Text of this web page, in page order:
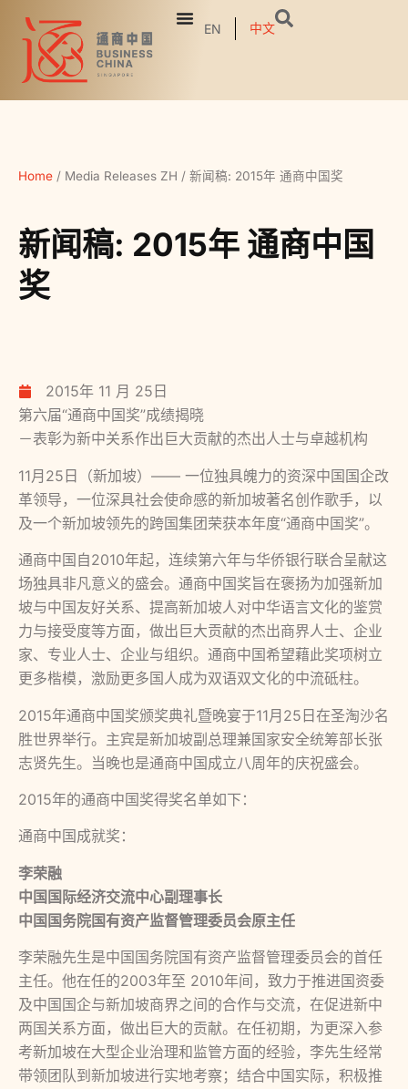
EN 中文
Home / Media Releases ZH / 新闻稿: 2015年 通商中国奖
新闻稿: 2015年 通商中国
奖
2015年 11 月 25日
第六届“通商中国奖”成绩揭晓
－表彰为新中关系作出巨大贡献的杰出人士与卓越机构
11月25日（新加坡）—— 一位独具魄力的资深中国国企改
革领导，一位深具社会使命感的新加坡著名创作歌手，以
及一个新加坡领先的跨国集团荣获本年度“通商中国奖”。
通商中国自2010年起，连续第六年与华侨银行联合呈献这
场独具非凡意义的盛会。通商中国奖旨在褒扬为加强新加
坡与中国友好关系、提高新加坡人对中华语言文化的鉴赏
力与接受度等方面，做出巨大贡献的杰出商界人士、企业
家、专业人士、企业与组织。通商中国希望藉此奖项树立
更多楷模，激励更多国人成为双语双文化的中流砥柱。
2015年通商中国奖颁奖典礼暨晚宴于11月25日在圣淘沙名
胜世界举行。主宾是新加坡副总理兼国家安全统筹部长张
志贤先生。当晚也是通商中国成立八周年的庆祝盛会。
2015年的通商中国奖得奖名单如下：
通商中国成就奖：
李荣融
中国国际经济交流中心副理事长
中国国务院国有资产监督管理委员会原主任
李荣融先生是中国国务院国有资产监督管理委员会的首任
主任。他在任的2003年至 2010年间，致力于推进国资委
及中国国企与新加坡商界之间的合作与交流，在促进新中
两国关系方面，做出巨大的贡献。在任初期，为更深入参
考新加坡在大型企业治理和监管方面的经验，李先生经常
带领团队到新加坡进行实地考察；结合中国实际，积极推